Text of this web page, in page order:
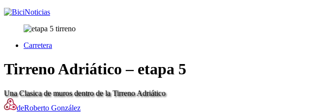
Carretera
Tirreno Adriático – etapa 5
Una Clasica de muros dentro de la Tirreno Adriático
deRoberto González